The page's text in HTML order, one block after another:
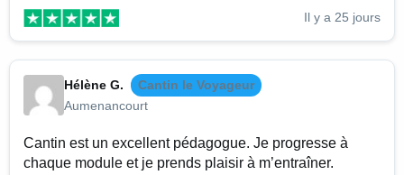
Il y a 25 jours
Hélène G.
Cantin le Voyageur
Aumenancourt
Cantin est un excellent pédagogue. Je progresse à
chaque module et je prends plaisir à m’entraîner.